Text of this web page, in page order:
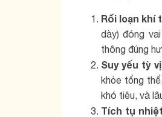
Rối loạn
dày) đóng
thông đúng
Suy yếu tỳ
khỏe tổng
khó tiêu, và
Tích tụ